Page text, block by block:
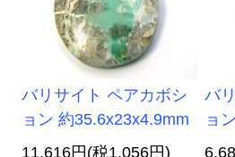
バリサイト ペアカボシ
ョン 約35.6x23x4.9mm
11,616円(税1,056円)
バ
ョ